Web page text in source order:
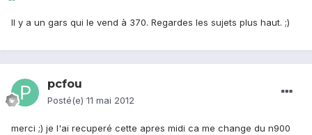
Il y a un gars qui le vend à 370. Regardes les sujets plus haut. ;)
pcfou
Posté(e) 11 mai 2012
merci ;) je l'ai recuperé cette apres midi ca me change du n900